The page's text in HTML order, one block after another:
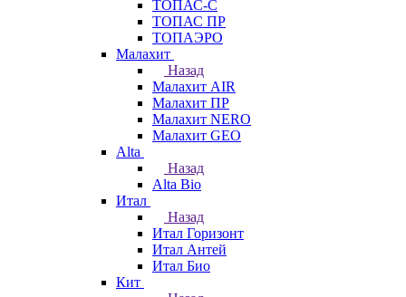
ТОПАС-С
ТОПАС ПР
ТОПАЭРО
Малахит
Назад
Малахит AIR
Малахит ПР
Малахит NERO
Малахит GEO
Alta
Назад
Alta Bio
Итал
Назад
Итал Горизонт
Итал Антей
Итал Био
Кит